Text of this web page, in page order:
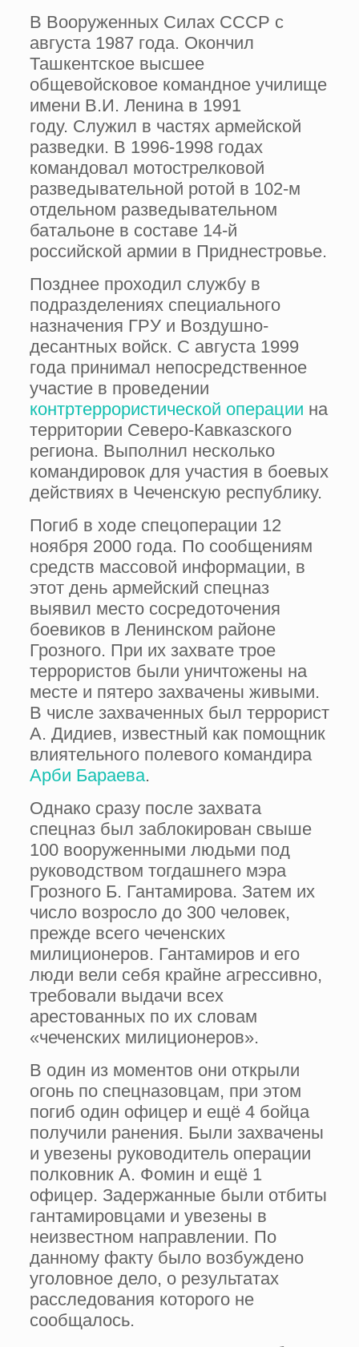
В Вооруженных Силах СССР с
августа 1987 года. Окончил
Ташкентское высшее
общевойсковое командное училище
имени В.И. Ленина в 1991
году. Служил в частях армейской
разведки. В 1996-1998 годах
командовал мотострелковой
разведывательной ротой в 102-м
отдельном разведывательном
батальоне в составе 14-й
российской армии в Приднестровье.
Позднее проходил службу в
подразделениях специального
назначения ГРУ и Воздушно-
десантных войск. С августа 1999
года принимал непосредственное
участие в проведении
контртеррористической операции на
территории Северо-Кавказского
региона. Выполнил несколько
командировок для участия в боевых
действиях в Чеченскую республику.
Погиб в ходе спецоперации 12
ноября 2000 года. По сообщениям
средств массовой информации, в
этот день армейский спецназ
выявил место сосредоточения
боевиков в Ленинском районе
Грозного. При их захвате трое
террористов были уничтожены на
месте и пятеро захвачены живыми.
В числе захваченных был террорист
А. Дидиев, известный как помощник
влиятельного полевого командира
Арби Бараева.
Однако сразу после захвата
спецназ был заблокирован свыше
100 вооруженными людьми под
руководством тогдашнего мэра
Грозного Б. Гантамирова. Затем их
число возросло до 300 человек,
прежде всего чеченских
милиционеров. Гантамиров и его
люди вели себя крайне агрессивно,
требовали выдачи всех
арестованных по их словам
«чеченских милиционеров».
В один из моментов они открыли
огонь по спецназовцам, при этом
погиб один офицер и ещё 4 бойца
получили ранения. Были захвачены
и увезены руководитель операции
полковник А. Фомин и ещё 1
офицер. Задержанные были отбиты
гантамировцами и увезены в
неизвестном направлении. По
данному факту было возбуждено
уголовное дело, о результатах
расследования которого не
сообщалось.